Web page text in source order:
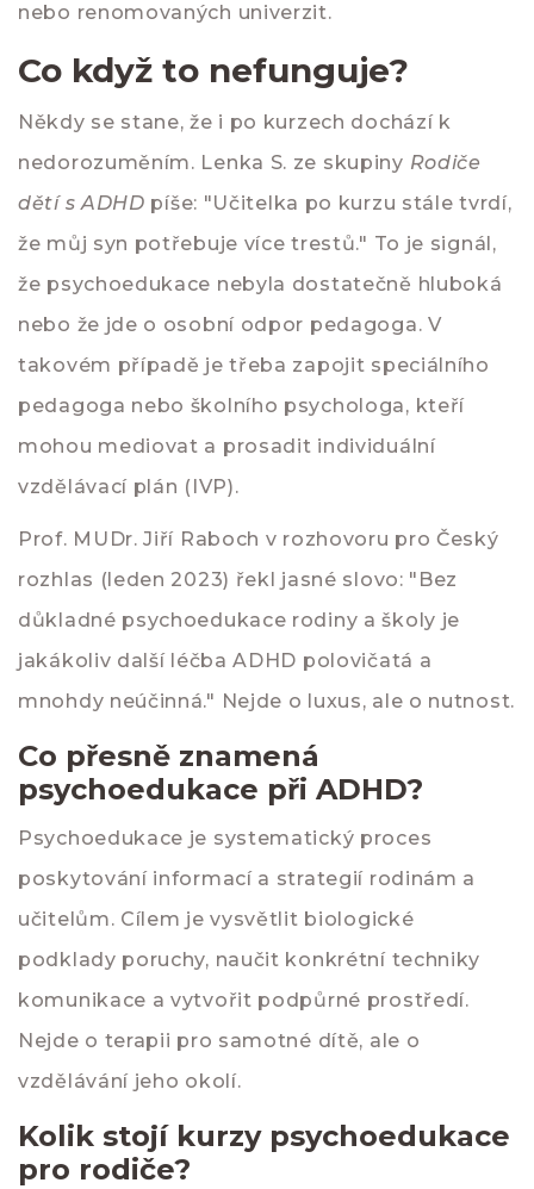
nebo renomovaných univerzit.
Co když to nefunguje?
Někdy se stane, že i po kurzech dochází k
nedorozuměním. Lenka S. ze skupiny Rodiče
dětí s ADHD píše: "Učitelka po kurzu stále tvrdí,
že můj syn potřebuje více trestů." To je signál,
že psychoedukace nebyla dostatečně hluboká
nebo že jde o osobní odpor pedagoga. V
takovém případě je třeba zapojit speciálního
pedagoga nebo školního psychologa, kteří
mohou mediovat a prosadit individuální
vzdělávací plán (IVP).
Prof. MUDr. Jiří Raboch v rozhovoru pro Český
rozhlas (leden 2023) řekl jasné slovo: "Bez
důkladné psychoedukace rodiny a školy je
jakákoliv další léčba ADHD polovičatá a
mnohdy neúčinná." Nejde o luxus, ale o nutnost.
Co přesně znamená
psychoedukace při ADHD?
Psychoedukace je systematický proces
poskytování informací a strategií rodinám a
učitelům. Cílem je vysvětlit biologické
podklady poruchy, naučit konkrétní techniky
komunikace a vytvořit podpůrné prostředí.
Nejde o terapii pro samotné dítě, ale o
vzdělávání jeho okolí.
Kolik stojí kurzy psychoedukace
pro rodiče?